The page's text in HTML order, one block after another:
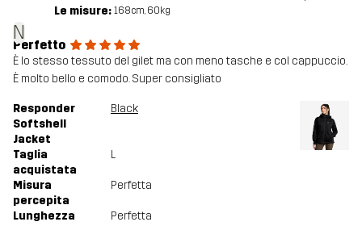
N
Le misure: 168cm, 60kg
Perfetto
È lo stesso tessuto del gilet ma con meno tasche e col cappuccio.
È molto bello e comodo. Super consigliato
Responder
Softshell
Jacket
Black
Taglia
acquistata
L
Misura
percepita
Perfetta
Lunghezza Perfetta